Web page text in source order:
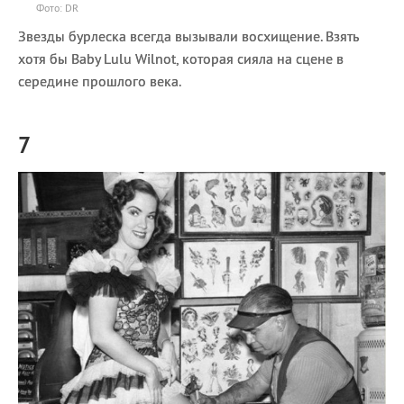
Фото: DR
Звезды бурлеска всегда вызывали восхищение. Взять
хотя бы Baby Lulu Wilnot, которая сияла на сцене в
середине прошлого века.
7